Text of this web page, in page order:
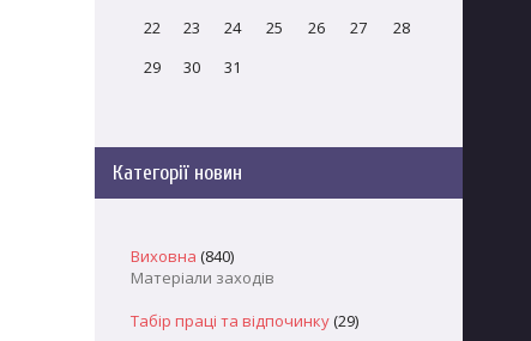
22
23 24 25 26 27
28
29
30 31
Категорії новин
Виховна (840)
Матеріали заходів
Табір праці та відпочинку(29)